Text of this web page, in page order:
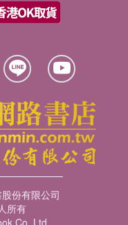
份有限公司
所有
Co.,Ltd.